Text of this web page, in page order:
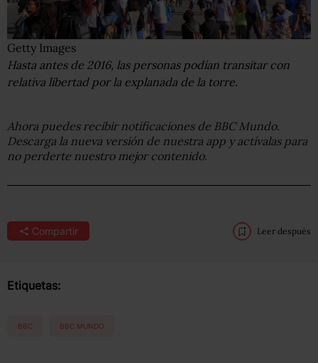
Getty Images
Hasta antes de 2016, las personas podían transitar con
relativa libertad por la explanada de la torre.
Ahora puedes recibir notificaciones de BBC Mundo.
Descarga la nueva versión de nuestra app y actívalas para
no perderte nuestro mejor contenido.
Compartir Leer después
Etiquetas:
BBC BBC MUNDO